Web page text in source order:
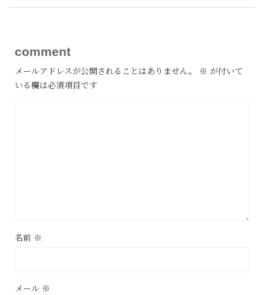
comment
メールアドレスが公開されることはありません。 ※ が付いて
いる欄は必須項目です
名前 ※
メール ※